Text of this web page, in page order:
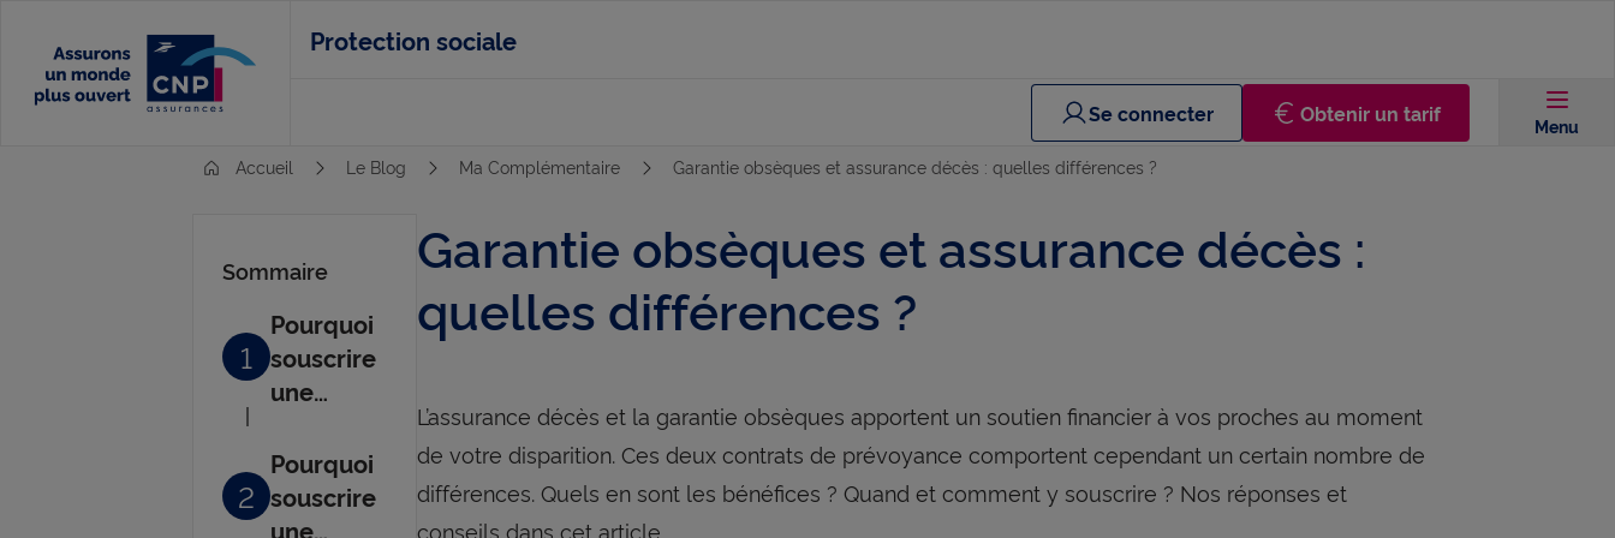
contenu
principal
Protection sociale
Se connecter Obtenir un tarif
Menu
Accueil
Le Blog Ma Complémentaire Garantie obsèques et assurance décès : quelles différences ?
Sommaire
1
Pourquoi
souscrire
une
obsèques
?
2
Pourquoi
souscrire
une
Garantie obsèques et assurance décès :
quelles différences ?
L’assurance décès et la garantie obsèques apportent un soutien financier à vos proches au moment
de votre disparition. Ces deux contrats de prévoyance comportent cependant un certain nombre de
différences. Quels en sont les bénéfices ? Quand et comment y souscrire ? Nos réponses et
conseils dans cet article.